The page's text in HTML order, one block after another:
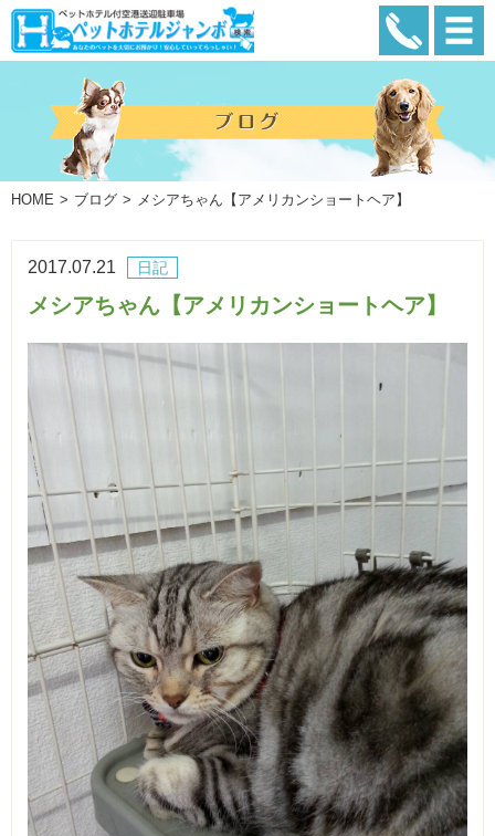
HOME ブログ メシアちゃん【アメリカンショートヘア】
日記
2017.07.21
メシアちゃん【アメリカンショートヘア】